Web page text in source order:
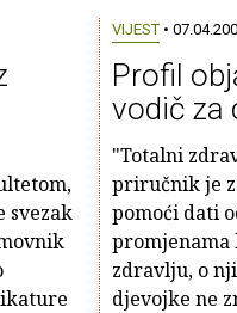
svezak
VIJEST•
Profil
vodič za
"Totalni
priručnik je
pomoći dati
promjenama
zdravlju, o
djevojke ne